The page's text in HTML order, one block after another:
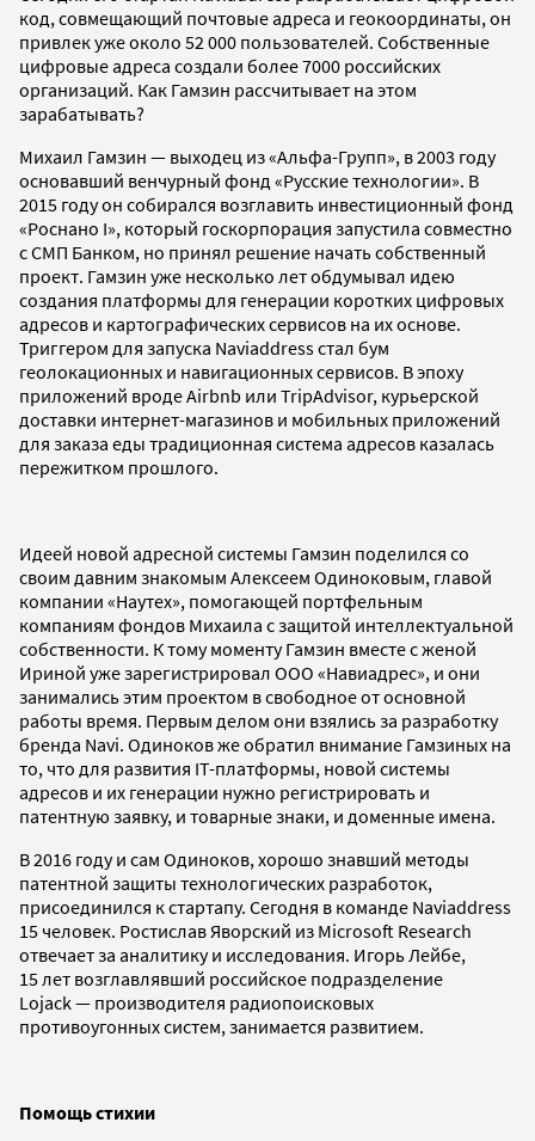
код, совмещающий почтовые адреса и геокоординаты, он
привлек уже около 52 000 пользователей. Собственные
цифровые адреса создали более 7000 российских
организаций. Как Гамзин рассчитывает на этом
зарабатывать?
Михаил Гамзин — выходец из «Альфа-Групп», в 2003 году
основавший венчурный фонд «Русские технологии». В
2015 году он собирался возглавить инвестиционный фонд
«Роснано I», который госкорпорация запустила совместно
с СМП Банком, но принял решение начать собственный
проект. Гамзин уже несколько лет обдумывал идею
создания платформы для генерации коротких цифровых
адресов и картографических сервисов на их основе.
Триггером для запуска Naviaddress стал бум
геолокационных и навигационных сервисов. В эпоху
приложений вроде Airbnb или TripAdvisor, курьерской
доставки интернет-магазинов и мобильных приложений
для заказа еды традиционная система адресов казалась
пережитком прошлого.
Идеей новой адресной системы Гамзин поделился со
своим давним знакомым Алексеем Одиноковым, главой
компании «Наутех», помогающей портфельным
компаниям фондов Михаила с защитой интеллектуальной
собственности. К тому моменту Гамзин вместе с женой
Ириной уже зарегистрировал ООО «Навиадрес», и они
занимались этим проектом в свободное от основной
работы время. Первым делом они взялись за разработку
бренда Navi. Одиноков же обратил внимание Гамзиных на
то, что для развития IT-платформы, новой системы
адресов и их генерации нужно регистрировать и
патентную заявку, и товарные знаки, и доменные имена.
В 2016 году и сам Одиноков, хорошо знавший методы
патентной защиты технологических разработок,
присоединился к стартапу. Сегодня в команде Naviaddress
15 человек. Ростислав Яворский из Microsoft Research
отвечает за аналитику и исследования. Игорь Лейбе,
15 лет возглавлявший российское подразделение
Lojack — производителя радиопоисковых
противоугонных систем, занимается развитием.
Помощь стихии